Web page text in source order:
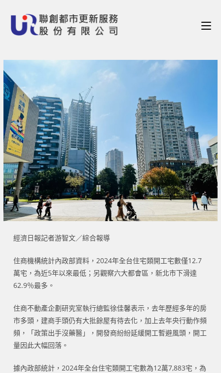
經濟日報記者游智文／綜合報導
住商機構統計內政部資料，2024年全台住宅類開工宅數僅12.7
萬宅，為近5年以來最低；另觀察六大都會區，新北市下滑達
62.9％最多。
住商不動產企劃研究室執行總監徐佳馨表示，去年歷經多年的房
市多頭，建商手頭仍有大批餘屋有待去化，加上去年央行動作頻
頻，「政策出手沒藥醫」，開發商紛紛延緩開工暫避風頭，開工
量因此大幅回落。
據內政部統計，2024年全台住宅類開工宅數為12萬7,883宅，為